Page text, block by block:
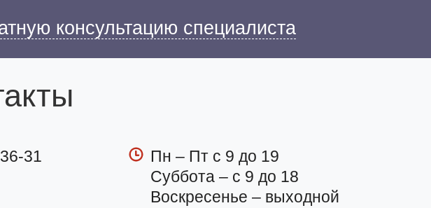
консультацию специалиста
31
Пн – Пт с 9 до 19
Суббота – с 9 до 18
Воскресенье – выходной